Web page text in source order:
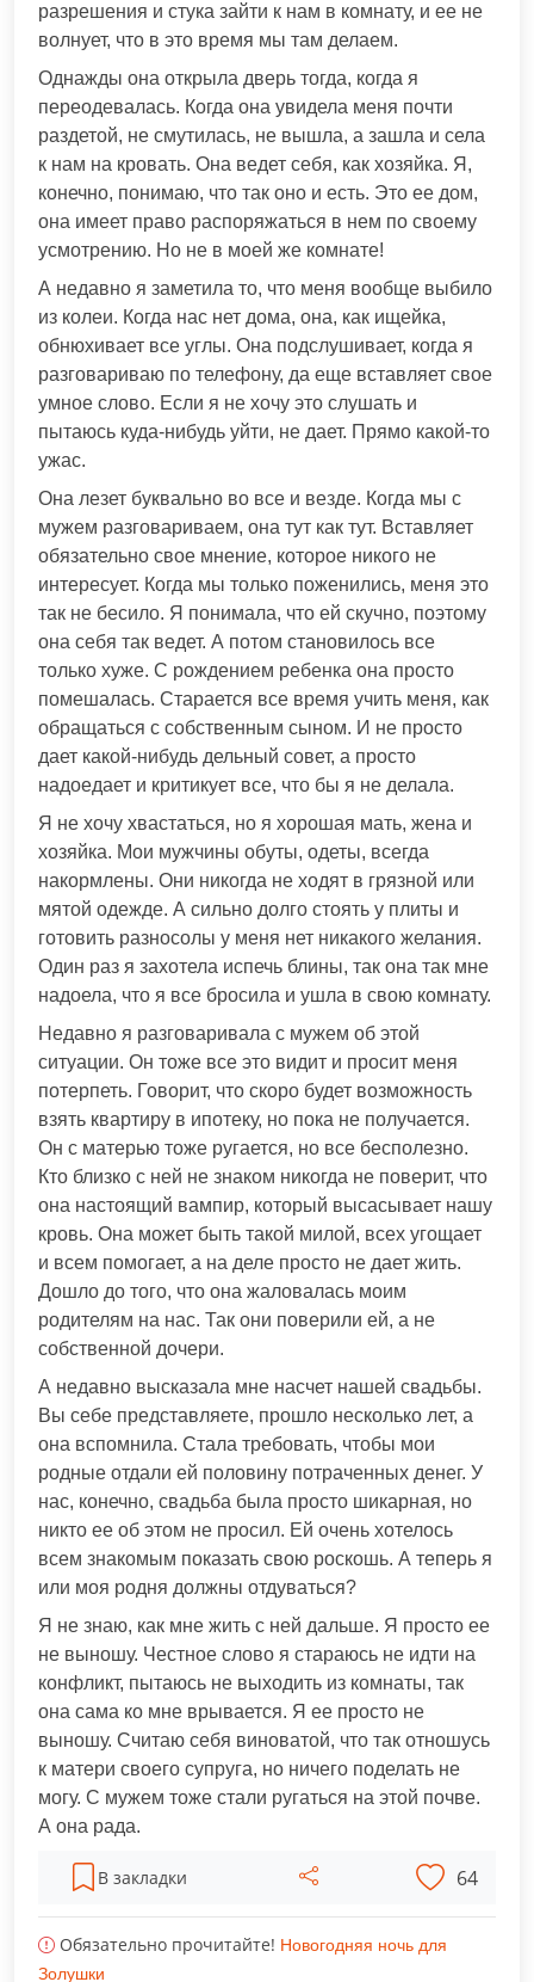
разрешения и стука зайти к нам в комнату, и ее не
волнует, что в это время мы там делаем.
Однажды она открыла дверь тогда, когда я
переодевалась. Когда она увидела меня почти
раздетой, не смутилась, не вышла, а зашла и села
к нам на кровать. Она ведет себя, как хозяйка. Я,
конечно, понимаю, что так оно и есть. Это ее дом,
она имеет право распоряжаться в нем по своему
усмотрению. Но не в моей же комнате!
А недавно я заметила то, что меня вообще выбило
из колеи. Когда нас нет дома, она, как ищейка,
обнюхивает все углы. Она подслушивает, когда я
разговариваю по телефону, да еще вставляет свое
умное слово. Если я не хочу это слушать и
пытаюсь куда-нибудь уйти, не дает. Прямо какой-то
ужас.
Она лезет буквально во все и везде. Когда мы с
мужем разговариваем, она тут как тут. Вставляет
обязательно свое мнение, которое никого не
интересует. Когда мы только поженились, меня это
так не бесило. Я понимала, что ей скучно, поэтому
она себя так ведет. А потом становилось все
только хуже. С рождением ребенка она просто
помешалась. Старается все время учить меня, как
обращаться с собственным сыном. И не просто
дает какой-нибудь дельный совет, а просто
надоедает и критикует все, что бы я не делала.
Я не хочу хвастаться, но я хорошая мать, жена и
хозяйка. Мои мужчины обуты, одеты, всегда
накормлены. Они никогда не ходят в грязной или
мятой одежде. А сильно долго стоять у плиты и
готовить разносолы у меня нет никакого желания.
Один раз я захотела испечь блины, так она так мне
надоела, что я все бросила и ушла в свою комнату.
Недавно я разговаривала с мужем об этой
ситуации. Он тоже все это видит и просит меня
потерпеть. Говорит, что скоро будет возможность
взять квартиру в ипотеку, но пока не получается.
Он с матерью тоже ругается, но все бесполезно.
Кто близко с ней не знаком никогда не поверит, что
она настоящий вампир, который высасывает нашу
кровь. Она может быть такой милой, всех угощает
и всем помогает, а на деле просто не дает жить.
Дошло до того, что она жаловалась моим
родителям на нас. Так они поверили ей, а не
собственной дочери.
А недавно высказала мне насчет нашей свадьбы.
Вы себе представляете, прошло несколько лет, а
она вспомнила. Стала требовать, чтобы мои
родные отдали ей половину потраченных денег. У
нас, конечно, свадьба была просто шикарная, но
никто ее об этом не просил. Ей очень хотелось
всем знакомым показать свою роскошь. А теперь я
или моя родня должны отдуваться?
Я не знаю, как мне жить с ней дальше. Я просто ее
не выношу. Честное слово я стараюсь не идти на
конфликт, пытаюсь не выходить из комнаты, так
она сама ко мне врывается. Я ее просто не
выношу. Считаю себя виноватой, что так отношусь
к матери своего супруга, но ничего поделать не
могу. С мужем тоже стали ругаться на этой почве.
А она рада.
В закладки 64
Обязательно прочитайте! Новогодняя ночь для
Золушки